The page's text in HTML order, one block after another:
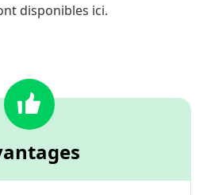
disponibles ici.